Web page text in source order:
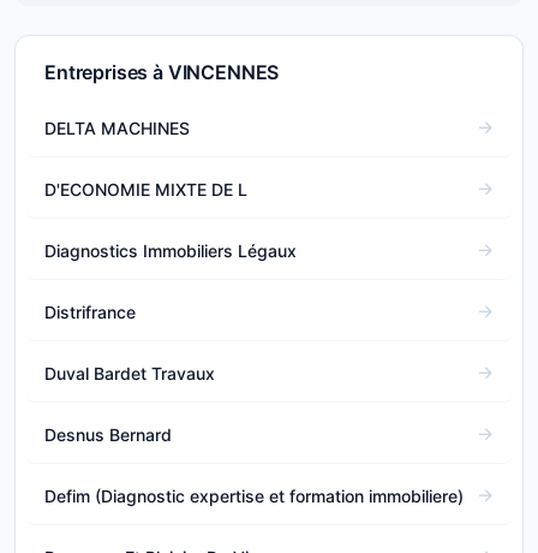
Entreprises à VINCENNES
DELTA MACHINES
D'ECONOMIE MIXTE DE L
Diagnostics Immobiliers Légaux
Distrifrance
Duval Bardet Travaux
Desnus Bernard
Defim (Diagnostic expertise et formation immobiliere)